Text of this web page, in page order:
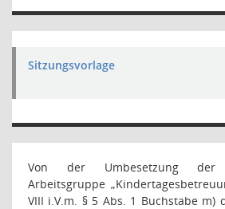
Sitzungsvorlage
Von der Umbesetzung der
Arbeitsgruppe
VIII i.V.m. § 5 Abs. 1 Buchstabe m)